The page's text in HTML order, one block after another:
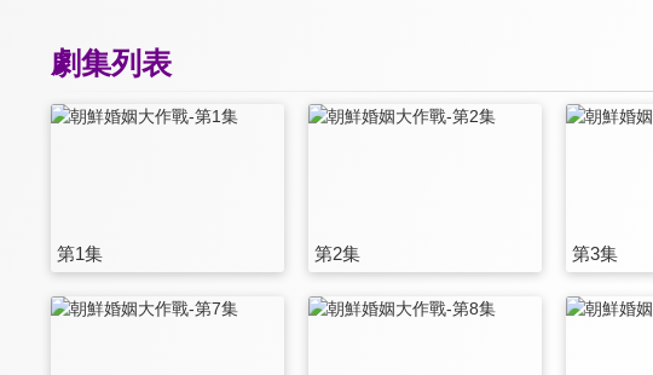
劇集列表
第1集 第2集 第3集